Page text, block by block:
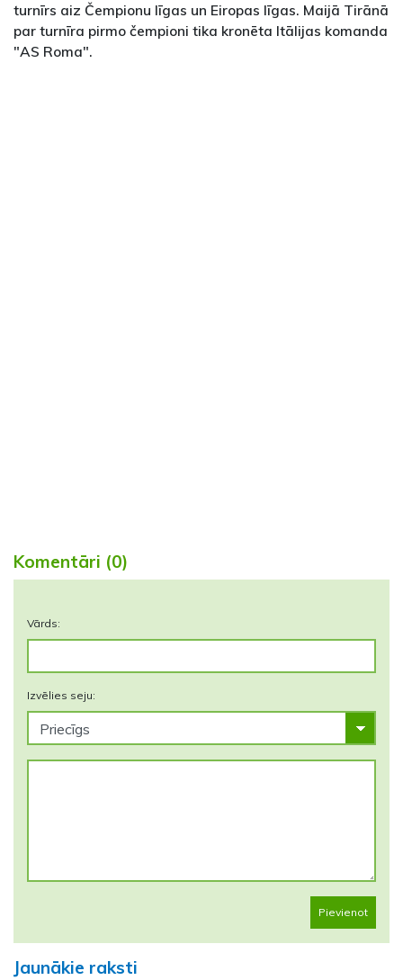
turnīrs aiz Čempionu līgas un Eiropas līgas. Maijā Tirānā
par turnīra pirmo čempioni tika kronēta Itālijas komanda
"AS Roma".
Komentāri (0)
Vārds:
Izvēlies seju:
Pievienot
Jaunākie raksti